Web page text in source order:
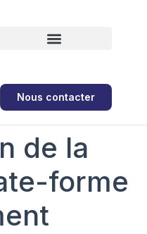
Nous contacter
de la
forme